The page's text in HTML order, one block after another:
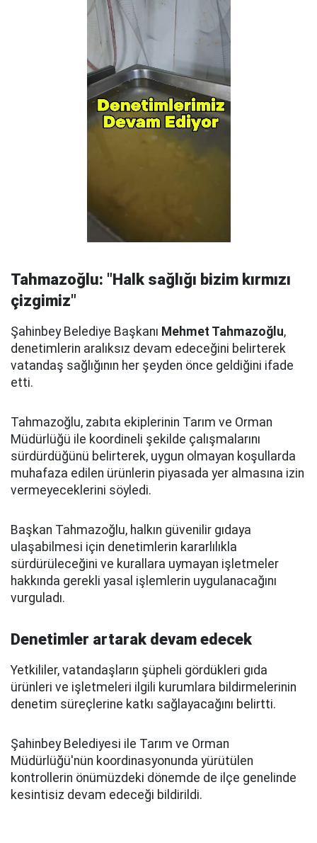
Tahmazoğlu: "Halk sağlığı bizim kırmızı
çizgimiz"
Şahinbey Belediye Başkanı Mehmet Tahmazoğlu,
denetimlerin aralıksız devam edeceğini belirterek
vatandaş sağlığının her şeyden önce geldiğini ifade
etti.
Tahmazoğlu, zabıta ekiplerinin Tarım ve Orman
Müdürlüğü ile koordineli şekilde çalışmalarını
sürdürdüğünü belirterek, uygun olmayan koşullarda
muhafaza edilen ürünlerin piyasada yer almasına izin
vermeyeceklerini söyledi.
Başkan Tahmazoğlu, halkın güvenilir gıdaya
ulaşabilmesi için denetimlerin kararlılıkla
sürdürüleceğini ve kurallara uymayan işletmeler
hakkında gerekli yasal işlemlerin uygulanacağını
vurguladı.
Denetimler artarak devam edecek
Yetkililer, vatandaşların şüpheli gördükleri gıda
ürünleri ve işletmeleri ilgili kurumlara bildirmelerinin
denetim süreçlerine katkı sağlayacağını belirtti.
Şahinbey Belediyesi ile Tarım ve Orman
Müdürlüğü'nün koordinasyonunda yürütülen
kontrollerin önümüzdeki dönemde de ilçe genelinde
kesintisiz devam edeceği bildirildi.